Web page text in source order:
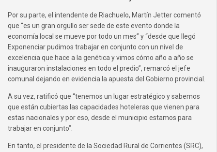
Por su parte, el intendente de Riachuelo, Martín Jetter comentó
que “es un gran orgullo ser sede de este evento donde la
economía local se mueve por todo un mes” y “desde que llegó
Exponenciar pudimos trabajar en conjunto con un nivel de
excelencia que hace a la genética y vimos cómo año a año se
inauguraron instalaciones en todo el predio”, remarcó el jefe
comunal dejando en evidencia la apuesta del Gobierno provincial.
A su vez, ratificó que “tenemos un lugar estratégico y sabemos
que están cubiertas las capacidades hoteleras que vienen para
estas nacionales y por eso, desde el municipio estamos para
trabajar en conjunto”.
En tanto, el presidente de la Sociedad Rural de Corrientes (SRC),